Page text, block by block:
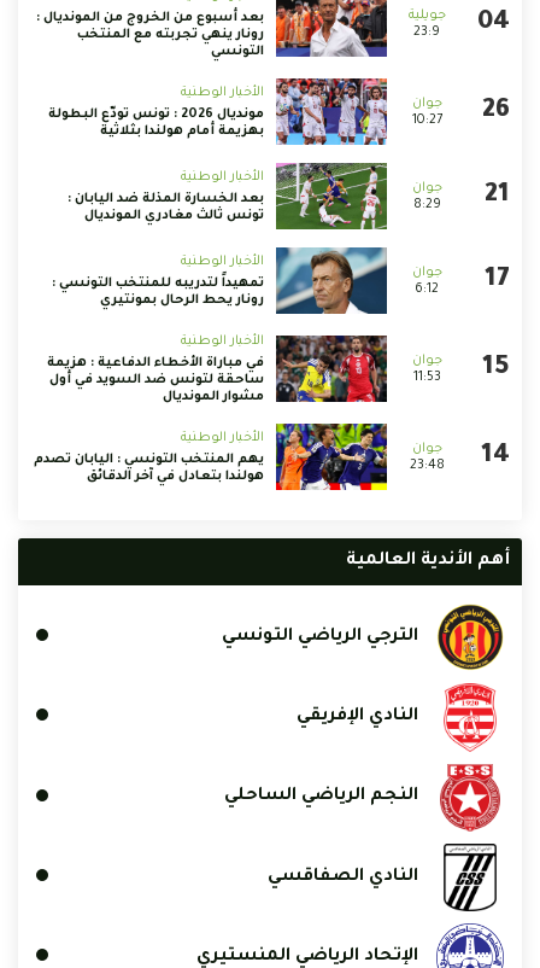
23:9
بعد أسبوع من الخروج من المونديال :
رونار ينهي تجربته مع المنتخب
التونسي
10:27
الأخبار الوطنية
مونديال 2026 : تونس تودّع البطولة
بهزيمة أمام هولندا بثلاثية
8:29
الأخبار الوطنية
بعد الخسارة المذلة ضد اليابان :
تونس ثالث مغادري المونديال
6:12
الأخبار الوطنية
تمهيداً لتدريبه للمنتخب التونسي :
رونار يحط الرحال بمونتيري
11:53
الأخبار الوطنية
في مباراة الأخطاء الدفاعية : هزيمة
ساحقة لتونس ضد السويد في أول
مشوار المونديال
23:48
الأخبار الوطنية
يهم المنتخب التونسي : اليابان تصدم
هولندا بتعادل في آخر الدقائق
أهم الأندية العالمية
الترجي الرياضي التونسي
النادي الإفريقي
النجم الرياضي الساحلي
النادي الصفاقسي
الإتحاد الرياضي المنستيري